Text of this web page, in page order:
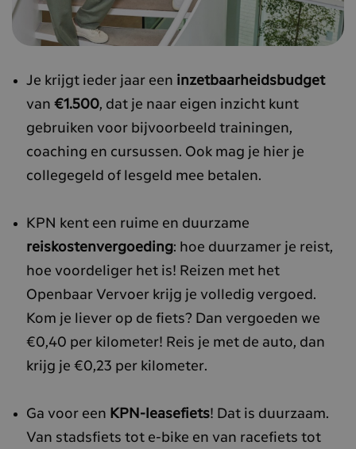
Je krijgt ieder jaar een inzetbaarheidsbudget
van €1.500, dat je naar eigen inzicht kunt
gebruiken voor bijvoorbeeld trainingen,
coaching en cursussen. Ook mag je hier je
collegegeld of lesgeld mee betalen.
KPN kent een ruime en duurzame
reiskostenvergoeding: hoe duurzamer je reist,
hoe voordeliger het is! Reizen met het
Openbaar Vervoer krijg je volledig vergoed.
Kom je liever op de fiets? Dan vergoeden we
€0,40 per kilometer! Reis je met de auto, dan
krijg je €0,23 per kilometer.
Ga voor een KPN-leasefiets! Dat is duurzaam.
Van stadsfiets tot e-bike en van racefiets tot